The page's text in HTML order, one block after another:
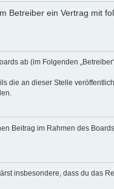
Betreiber ein Vertrag mit
ab (im Folgenden
die an dieser Stelle
Beitrag im Rahmen des
insbesondere, dass du das